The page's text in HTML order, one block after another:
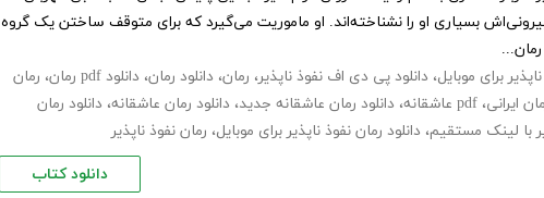
بسیاری او را نشناخته‌اند. او ماموریت می‌گیرد که برای متوقف ساختن یک گروه
برای موبایل، دانلود پی دی اف نفوذ ناپذیر، رمان، دانلود رمان، دانلود pdf رمان ، رمان
ایرانی، pdf عاشقانه ، دانلود رمان عاشقانه جدید، دانلود رمان عاشقانه، دانلود رمان
با لینک مستقیم، دانلود رمان نفوذ ناپذیر برای موبایل، رمان نفوذ ناپذیر
دانلود کتاب